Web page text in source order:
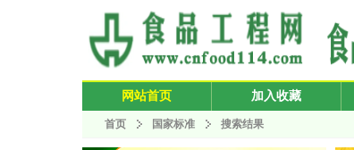
网站首页 加入收藏
首页 国家标准 搜索结果